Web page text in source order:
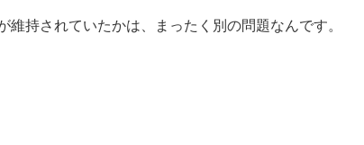
持されていたかは、まったく別の問題なんです。